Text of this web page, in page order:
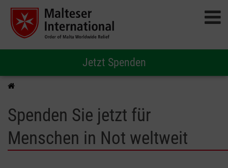
Jetzt Spenden
Spenden Sie jetzt für
Menschen in Not weltweit